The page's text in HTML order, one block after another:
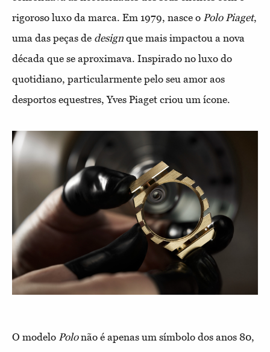
rigoroso luxo da marca. Em 1979, nasce o Polo Piaget,
uma das peças de design que mais impactou a nova
década que se aproximava. Inspirado no luxo do
quotidiano, particularmente pelo seu amor aos
desportos equestres, Yves Piaget criou um ícone.
O modelo Polonão é apenas um símbolo dos anos 80,